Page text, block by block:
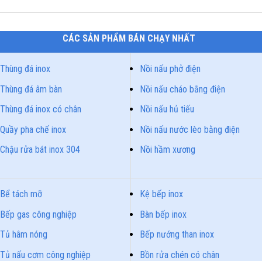
CÁC SẢN PHẨM BÁN CHẠY NHẤT
Thùng đá inox
Thùng đá âm bàn
Thùng đá inox có chân
Quầy pha chế inox
Chậu rửa bát inox 304
Nồi nấu phở điện
Nồi nấu cháo bằng điện
Nồi nấu hủ tiếu
Nồi nấu nước lèo bằng điện
Nồi hầm xương
Bể tách mỡ
Bếp gas công nghiệp
Tủ hâm nóng
Tủ nấu cơm công nghiệp
Kệ bếp inox
Bàn bếp inox
Bếp nướng than inox
Bồn rửa chén có chân